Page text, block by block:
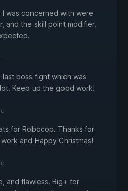
I was concerned with were
and the skill point modifier.
last boss fight which was
Keep up the good work!
for Robocop. Thanks for
and Happy Christmas!
and flawless. Big+ for